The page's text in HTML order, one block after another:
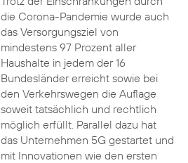
die Corona-Pandemie wurde auch
das Versorgungsziel von
mindestens 97 Prozent aller
Haushalte in jedem der 16
Bundesländer erreicht sowie bei
den Verkehrswegen die Auflage
soweit tatsächlich und rechtlich
möglich erfüllt. Parallel dazu hat
das Unternehmen 5G gestartet und
mit Innovationen wie den ersten